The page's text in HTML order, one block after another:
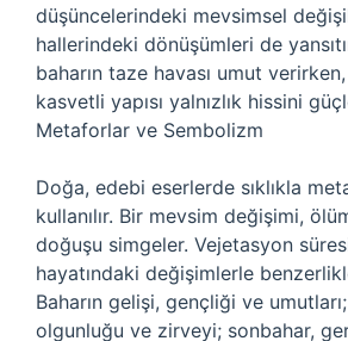
düşüncelerindeki mevsimsel
hallerindeki dönüşümleri de
baharın taze havası umut
kasvetli yapısı yalnızlık hissini
Metaforlar ve Sembolizm
Doğa, edebi eserlerde sıklıkla
kullanılır. Bir mevsim değişimi,
doğuşu simgeler. Vejetasyon
hayatındaki değişimlerle
Baharın gelişi, gençliği ve
olgunluğu ve zirveyi; sonbahar,